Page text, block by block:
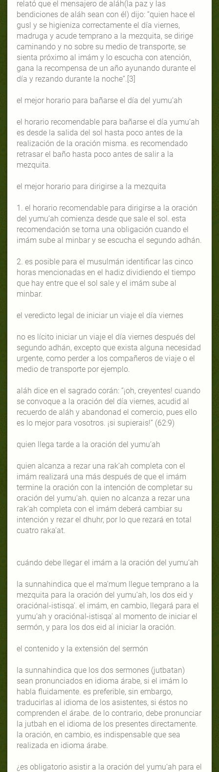
relató que el mensajero de aláh(la paz y las
bendiciones de aláh sean con él) dijo: “quien hace el
gusl y se higieniza correctamente el día viernes,
madruga y acude temprano a la mezquita, se dirige
caminando y no sobre su medio de transporte, se
sienta próximo al imám y lo escucha con atención,
gana la recompensa de un año ayunando durante el
día y rezando durante la noche”.[3]
el mejor horario para bañarse el día del yumu‘ah
el horario recomendable para bañarse el día yumu‘ah
es desde la salida del sol hasta poco antes de la
realización de la oración misma. es recomendado
retrasar el baño hasta poco antes de salir a la
mezquita.
el mejor horario para dirigirse a la mezquita
1. el horario recomendable para dirigirse a la oración
del yumu‘ah comienza desde que sale el sol. esta
recomendación se torna una obligación cuando el
imám sube al minbar y se escucha el segundo adhán.
2. es posible para el musulmán identificar las cinco
horas mencionadas en el hadiz dividiendo el tiempo
que hay entre que el sol sale y el imám sube al
minbar.
el veredicto legal de iniciar un viaje el día viernes
no es lícito iniciar un viaje el día viernes después del
segundo adhán, excepto que exista alguna necesidad
urgente, como perder a los compañeros de viaje o el
medio de transporte por ejemplo.
aláh dice en el sagrado corán: “¡oh, creyentes! cuando
se convoque a la oración del día viernes, acudid al
recuerdo de aláh y abandonad el comercio, pues ello
es lo mejor para vosotros. ¡si supierais!” (62:9)
quien llega tarde a la oración del yumu‘ah
quien alcanza a rezar una rak‘ah completa con el
imám realizará una más después de que el imám
termine la oración con la intención de completar su
oración del yumu‘ah. quien no alcanza a rezar una
rak‘ah completa con el imám deberá cambiar su
intención y rezar el dhuhr, por lo que rezará en total
cuatro raka‘at.
cuándo debe llegar el imám a la oración del yumu‘ah
la sunnahindica que el ma'mum llegue temprano a la
mezquita para la oración del yumu‘ah, los dos eid y
oraciónal-istisqa'. el imám, en cambio, llegará para el
yumu‘ah y oraciónal-istisqa' al momento de iniciar el
sermón, y para los dos eid al iniciar la oración.
el contenido y la extensión del sermón
la sunnahindica que los dos sermones (jutbatan)
sean pronunciados en idioma árabe, si el imám lo
habla fluidamente. es preferible, sin embargo,
traducirlas al idioma de los asistentes, si éstos no
comprenden el árabe. de lo contrario, debe pronunciar
la jutbah en el idioma de los presentes directamente.
la oración, en cambio, es indispensable que sea
realizada en idioma árabe.
¿es obligatorio asistir a la oración del yumu‘ah para el